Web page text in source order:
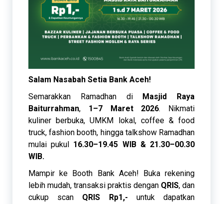
Salam Nasabah Setia Bank Aceh!
Semarakkan Ramadhan di
Masjid Raya
Baiturrahman, 1–7 Maret 2026. Nikmati
kuliner berbuka, UMKM lokal, coffee & food
truck, fashion booth, hingga talkshow Ramadhan
mulai pukul 16.30–19.45 WIB & 21.30–00.30
WIB.
Mampir ke Booth Bank Aceh! Buka rekening
lebih mudah, transaksi praktis dengan QRIS, dan
cukup scan QRIS Rp1,- untuk dapatkan